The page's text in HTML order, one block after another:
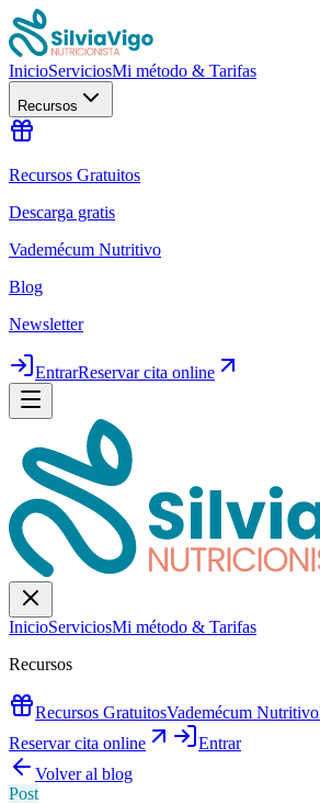
InicioServiciosMi método & Tarifas
Recursos
Recursos Gratuitos
Descarga gratis
Vademécum Nutritivo
Blog
Newsletter
EntrarReservar cita online
InicioServiciosMi método & Tarifas
Recursos
Recursos GratuitosVademécum Nutritivo
Reservar cita online
Entrar
Volver al blog
Post